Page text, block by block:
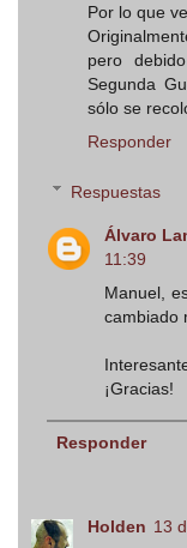
Por lo que
pero
Segunda
sólo se
Responder
Respuestas
Álvaro
11:39
Manuel,
cambiado
¡Gracias!
Responder
Holden 13